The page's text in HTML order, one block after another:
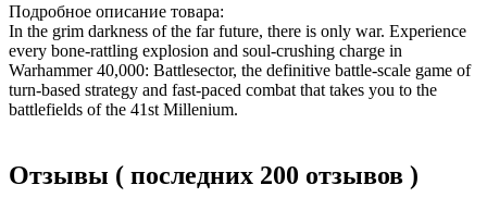
Подробное описание товара:
In the grim darkness of the far future, there is only war. Experience
every bone-rattling explosion and soul-crushing charge in
Warhammer 40,000: Battlesector, the definitive battle-scale game of
turn-based strategy and fast-paced combat that takes you to the
battlefields of the 41st Millenium.
Отзывы ( последних 200 отзывов )